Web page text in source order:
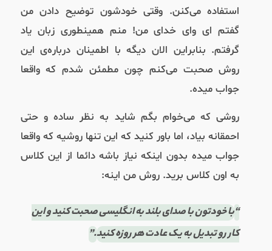
استفاده می‌کنن. وقتی خودشون توضیح دادن من
گفتم ای وای خدای من! منم همینطوری زبان یاد
گرفتم. بنابراین الان دیگه با اطمینان درباره‌ی این
روش صحبت می‌کنم چون مطمئن شدم که واقعا
جواب میده.
روشی که می‌خوام بگم شاید به نظر ساده و حتی
احمقانه بیاد، اما باور کنید که این تنها روشیه که واقعا
جواب میده بدون اینکه نیاز باشه دائما از این کلاس
به اون کلاس برید. روش من اینه:
“با خودتون با صدای بلند به انگلیسی صحبت کنید و این
کار رو تبدیل به یک عادت هر روزه کنید.”